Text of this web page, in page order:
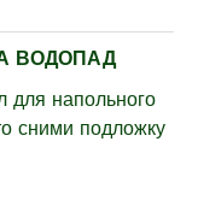
ВОДОПАД
для напольного
сними подложку